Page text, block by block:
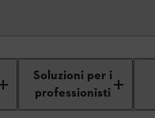
Soluzioni per i
professionisti